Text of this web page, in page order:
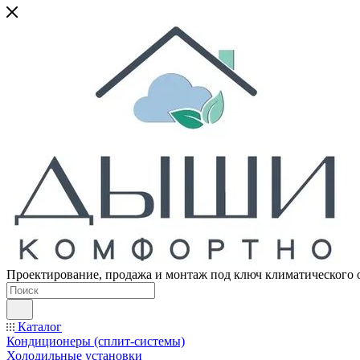
Проектирование, продажа и монтаж под ключ климатического
Каталог
Кондиционеры (сплит-системы)
Холодильные установки